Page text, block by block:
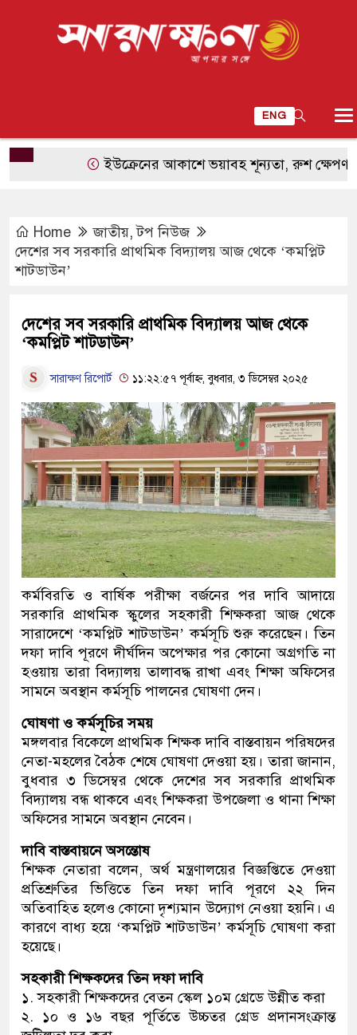
ENG
ইউক্রেনের আকাশে ভয়াবহ শূন্যতা, রুশ ক্ষেপণাস্ত্র
Home জাতীয়,টপ নিউজ
দেশের সব সরকারি প্রাথমিক বিদ্যালয় আজ থেকে ‘কমপ্লিট
শাটডাউন’
দেশের সব সরকারি প্রাথমিক বিদ্যালয় আজ থেকে
‘কমপ্লিট শাটডাউন’
সারাক্ষণ রিপোর্ট ১১:২২:৫৭ পূর্বাহ্ন, বুধবার, ৩ ডিসেম্বর ২০২৫
কর্মবিরতি ও বার্ষিক পরীক্ষা বর্জনের পর দাবি আদায়ে
সরকারি প্রাথমিক স্কুলের সহকারী শিক্ষকরা আজ থেকে
সারাদেশে ‘কমপ্লিট শাটডাউন’ কর্মসূচি শুরু করেছেন। তিন
দফা দাবি পূরণে দীর্ঘদিন অপেক্ষার পর কোনো অগ্রগতি না
হওয়ায় তারা বিদ্যালয় তালাবদ্ধ রাখা এবং শিক্ষা অফিসের
সামনে অবস্থান কর্মসূচি পালনের ঘোষণা দেন।
ঘোষণা ও কর্মসূচির সময়
মঙ্গলবার বিকেলে প্রাথমিক শিক্ষক দাবি বাস্তবায়ন পরিষদের
নেতা-মহলের বৈঠক শেষে ঘোষণা দেওয়া হয়। তারা জানান,
বুধবার ৩ ডিসেম্বর থেকে দেশের সব সরকারি প্রাথমিক
বিদ্যালয় বন্ধ থাকবে এবং শিক্ষকরা উপজেলা ও থানা শিক্ষা
অফিসের সামনে অবস্থান নেবেন।
দাবি বাস্তবায়নে অসন্তোষ
শিক্ষক নেতারা বলেন, অর্থ মন্ত্রণালয়ের বিজ্ঞপ্তিতে দেওয়া
প্রতিশ্রুতির ভিত্তিতে তিন দফা দাবি পূরণে ২২ দিন
অতিবাহিত হলেও কোনো দৃশ্যমান উদ্যোগ নেওয়া হয়নি। এ
কারণে বাধ্য হয়ে ‘কমপ্লিট শাটডাউন’ কর্মসূচি ঘোষণা করা
হয়েছে।
সহকারী শিক্ষকদের তিন দফা দাবি
১. সহকারী শিক্ষকদের বেতন স্কেল ১০ম গ্রেডে উন্নীত করা
২. ১০ ও ১৬ বছর পূর্তিতে উচ্চতর গ্রেড প্রদানসংক্রান্ত